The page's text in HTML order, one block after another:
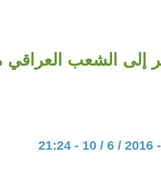
الشعب العراقي